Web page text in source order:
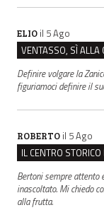
ELIO il 5 Ago
Definire volgare la
figuriamoci definire il
ROBERTO il 5 Ago
Bertoni sempre attento
inascoltato. Mi chiedo
alla frutta.